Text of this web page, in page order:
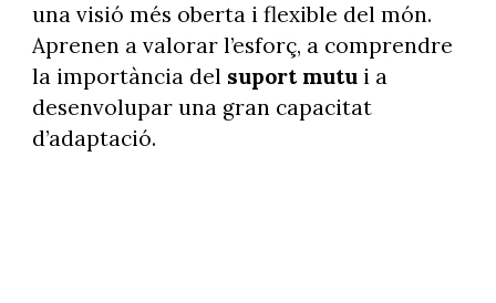
una visió més oberta i flexible del món.
Aprenen a valorar l’esforç, a comprendre
la importància del suport mutui a
desenvolupar una gran capacitat
d’adaptació.